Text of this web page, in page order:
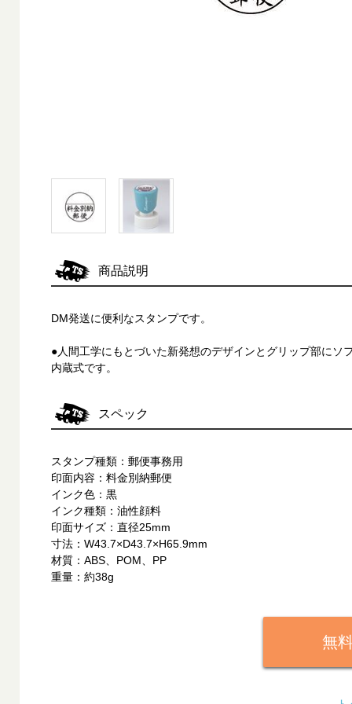
商品説明
DM発送に便利なスタンプです。
●人間工学にもとづいた新発想のデザインとグリップ部に
内蔵式です。
スペック
スタンプ種類：郵便事務用
印面内容：料金別納郵便
インク色：黒
インク種類：油性顔料
印面サイズ：直径25mm
寸法：W43.7×D43.7×H65.9mm
材質：ABS、POM、PP
重量：約38g
無